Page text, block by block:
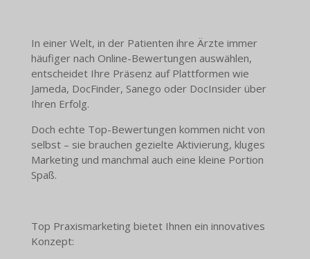
In einer Welt, in der Patienten ihre Ärzte immer
häufiger nach Online-Bewertungen auswählen,
entscheidet Ihre Präsenz auf Plattformen wie
Jameda, DocFinder, Sanego oder DocInsider über
Ihren Erfolg.
Doch echte Top-Bewertungen kommen nicht von
selbst – sie brauchen gezielte Aktivierung, kluges
Marketing und manchmal auch eine kleine Portion
Spaß.
Top Praxismarketing bietet Ihnen ein innovatives
Konzept: